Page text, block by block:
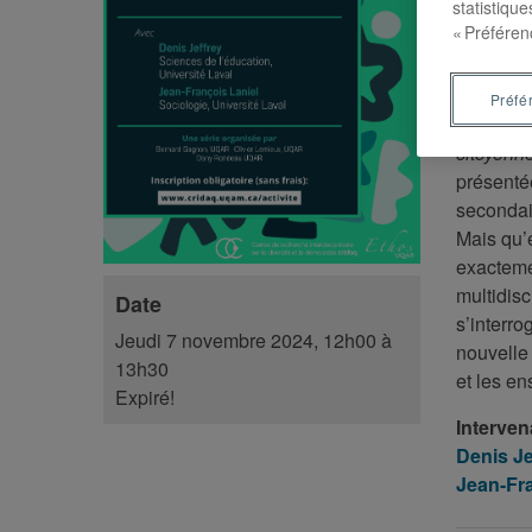
Date
Jeudi 7 novembre 2024, 12h00 à
13h30
Expiré!
La
La
Mais
et les
Denis
Jean-
«